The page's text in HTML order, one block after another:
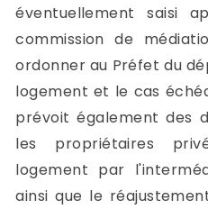
éventuellement saisi
commission de
ordonner au Préfet du
logement et le cas
prévoit également des
les propriétaires
logement par
ainsi que le